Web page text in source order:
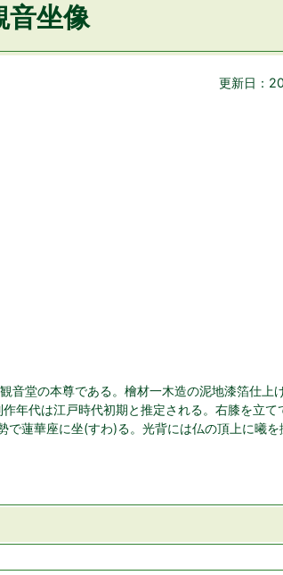
音坐像
更新日：
音堂の本尊である。檜材一木造の泥地漆箔仕上
年代は江戸時代初期と推定される。右膝を立て
で蓮華座に坐(すわ)る。光背には仏の頂上に曦